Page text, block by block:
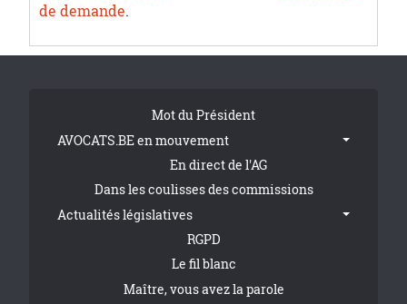
de demande.
Tribune FooterMot du Président
AVOCATS.BE en mouvement
En direct de l'AG
Dans les coulisses des commissions
Actualités législatives
RGPD
Le fil blanc
Maître, vous avez la parole